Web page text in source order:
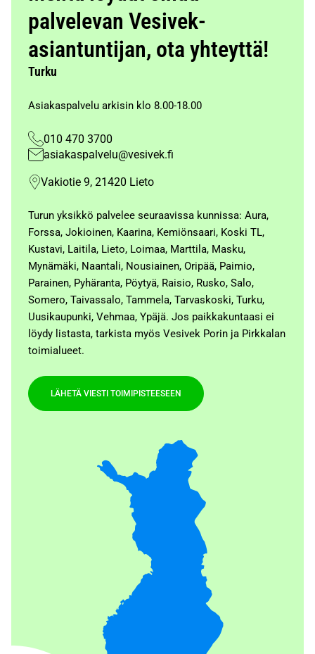
palvelevan Vesivek-
asiantuntijan, ota yhteyttä!
Turku
Asiakaspalvelu arkisin klo 8.00-18.00
010 470 3700
asiakaspalvelu@vesivek.fi
Vakiotie 9, 21420 Lieto
Turun yksikkö palvelee seuraavissa kunnissa: Aura,
Forssa, Jokioinen, Kaarina, Kemiönsaari, Koski TL,
Kustavi, Laitila, Lieto, Loimaa, Marttila, Masku,
Mynämäki, Naantali, Nousiainen, Oripää, Paimio,
Parainen, Pyhäranta, Pöytyä, Raisio, Rusko, Salo,
Somero, Taivassalo, Tammela, Tarvaskoski, Turku,
Uusikaupunki, Vehmaa, Ypäjä. Jos paikkakuntaasi ei
löydy listasta, tarkista myös Vesivek Porin ja Pirkkalan
toimialueet.
LÄHETÄ VIESTI TOIMIPISTEESEEN